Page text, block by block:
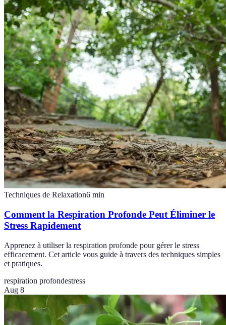
Techniques de Relaxation6 min
Comment la Respiration Profonde Peut Éliminer le
Stress Rapidement
Apprenez à utiliser la respiration profonde pour gérer le stress
efficacement. Cet article vous guide à travers des techniques simples
et pratiques.
respiration profondestress
Aug 8